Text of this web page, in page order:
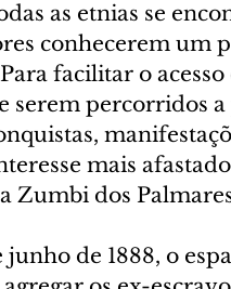
as etnias se
conhecerem um
facilitar o
serem percorridos a
mais
Zumbi dos
de 1888, o